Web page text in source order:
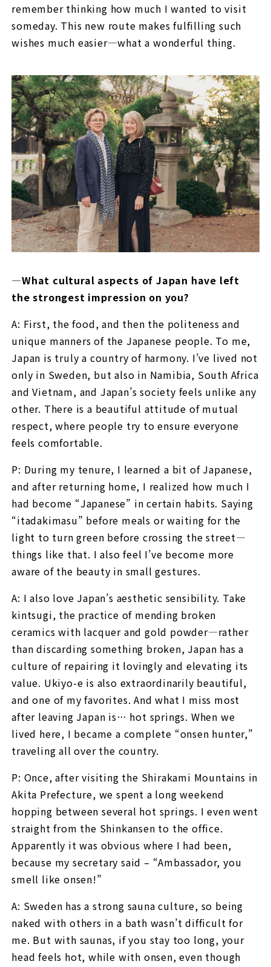
remember thinking how much I wanted to visit
someday. This new route makes fulfilling such
wishes much easier—what a wonderful thing.
—What cultural aspects of Japan have left
the strongest impression on you?
A: First, the food, and then the politeness and
unique manners of the Japanese people. To me,
Japan is truly a country of harmony. I’ve lived not
only in Sweden, but also in Namibia, South Africa
and Vietnam, and Japan’s society feels unlike any
other. There is a beautiful attitude of mutual
respect, where people try to ensure everyone
feels comfortable.
P: During my tenure, I learned a bit of Japanese,
and after returning home, I realized how much I
had become “Japanese” in certain habits. Saying
“itadakimasu” before meals or waiting for the
light to turn green before crossing the street—
things like that. I also feel I’ve become more
aware of the beauty in small gestures.
A: I also love Japan’s aesthetic sensibility. Take
kintsugi, the practice of mending broken
ceramics with lacquer and gold powder—rather
than discarding something broken, Japan has a
culture of repairing it lovingly and elevating its
value. Ukiyo-e is also extraordinarily beautiful,
and one of my favorites. And what I miss most
after leaving Japan is… hot springs. When we
lived here, I became a complete “onsen hunter,”
traveling all over the country.
P: Once, after visiting the Shirakami Mountains in
Akita Prefecture, we spent a long weekend
hopping between several hot springs. I even went
straight from the Shinkansen to the office.
Apparently it was obvious where I had been,
because my secretary said – “Ambassador, you
smell like onsen!”
A: Sweden has a strong sauna culture, so being
naked with others in a bath wasn’t difficult for
me. But with saunas, if you stay too long, your
head feels hot, while with onsen, even though